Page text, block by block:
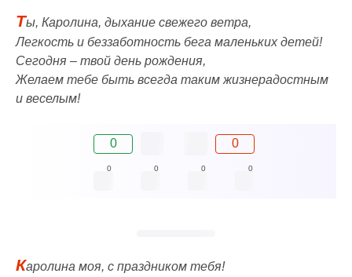
Ты, Каролина, дыхание свежего ветра,
Легкость и беззаботность бега маленьких детей!
Сегодня – твой день рождения,
Желаем тебе быть всегда таким жизнерадостным
и веселым!
0 0
0 0 0 0
Каролина моя, с праздником тебя!